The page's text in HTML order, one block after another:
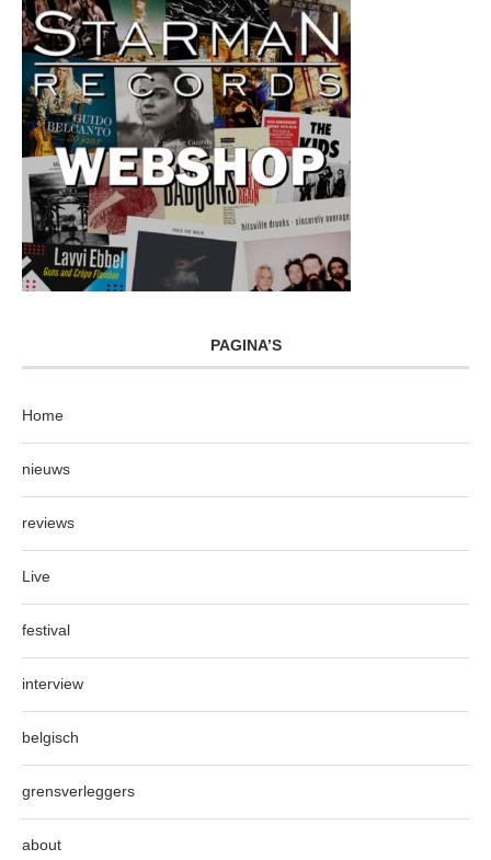
PAGINA’S
Home
nieuws
reviews
Live
festival
interview
belgisch
grensverleggers
about